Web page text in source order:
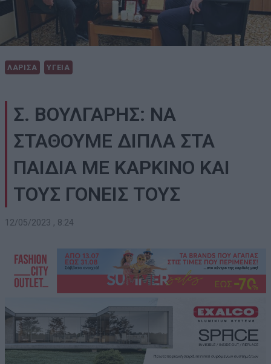
ΛΑΡΙΣΑ ΥΓΕΙΑ
Σ. ΒΟΥΛΓΑΡΗΣ: ΝΑ
ΣΤΑΘΟΥΜΕ ΔΙΠΛΑ ΣΤΑ
ΠΑΙΔΙΑ ΜΕ ΚΑΡΚΙΝΟ ΚΑΙ
ΤΟΥΣ ΓΟΝΕΙΣ ΤΟΥΣ
12/05/2023 , 8:24